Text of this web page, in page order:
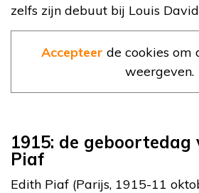
zelfs zijn debuut bij Louis
Accepteer de cookies om
weergeven.
1915: de geboortedag
Piaf
Edith Piaf (Parijs, 1915-11